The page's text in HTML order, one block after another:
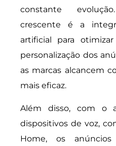
constante
crescente é a
artificial para
personalização dos
as marcas alcancem
mais eficaz.
Além disso, com o
dispositivos de voz,
Home, os